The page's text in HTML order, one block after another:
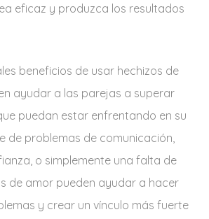
eficaz y produzca los resultados
beneficios de usar hechizos de
ayudar a las parejas a superar
puedan estar enfrentando en su
de problemas de comunicación,
o simplemente una falta de
de amor pueden ayudar a hacer
y crear un vínculo más fuerte